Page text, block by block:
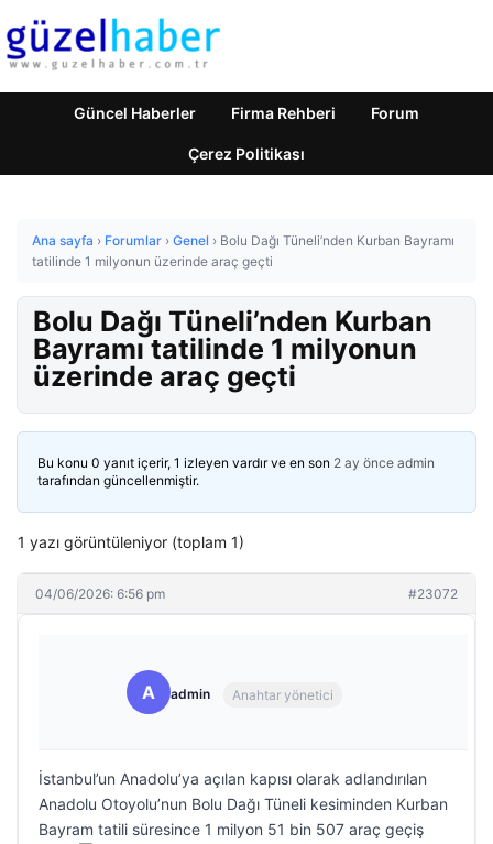
Güncel Haberler Firma Rehberi Forum
Çerez Politikası
Ana sayfa › Forumlar › Genel › Bolu Dağı Tüneli’nden Kurban Bayramı
tatilinde 1 milyonun üzerinde araç geçti
Bolu Dağı Tüneli’nden Kurban
Bayramı tatilinde 1 milyonun
üzerinde araç geçti
Bu konu 0 yanıt içerir, 1 izleyen vardır ve en son 2 ay önce admin
tarafından güncellenmiştir.
1 yazı görüntüleniyor (toplam 1)
04/06/2026: 6:56 pm #23072
A admin Anahtar yönetici
İstanbul’un Anadolu’ya açılan kapısı olarak adlandırılan
Anadolu Otoyolu’nun Bolu Dağı Tüneli kesiminden Kurban
Bayram tatili süresince 1 milyon 51 bin 507 araç geçiş